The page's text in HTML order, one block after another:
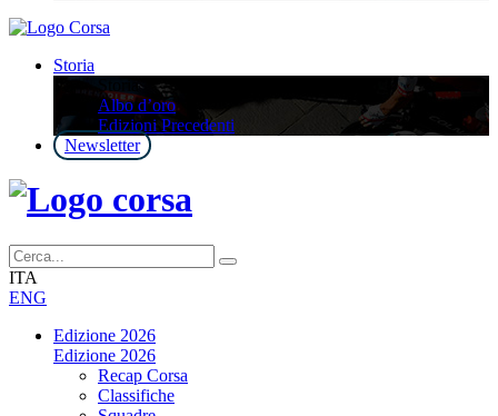
Storia
Storia
Albo d’oro
Edizioni Precedenti
Newsletter
ITA
ENG
Edizione 2026
Edizione 2026
Recap Corsa
Classifiche